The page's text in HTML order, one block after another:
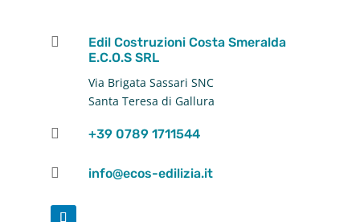

Edil Costruzioni Costa Smeralda
E.C.O.S SRL
Via Brigata Sassari SNC
Santa Teresa di Gallura
 +39 0789 1711544
 info@ecos-edilizia.it